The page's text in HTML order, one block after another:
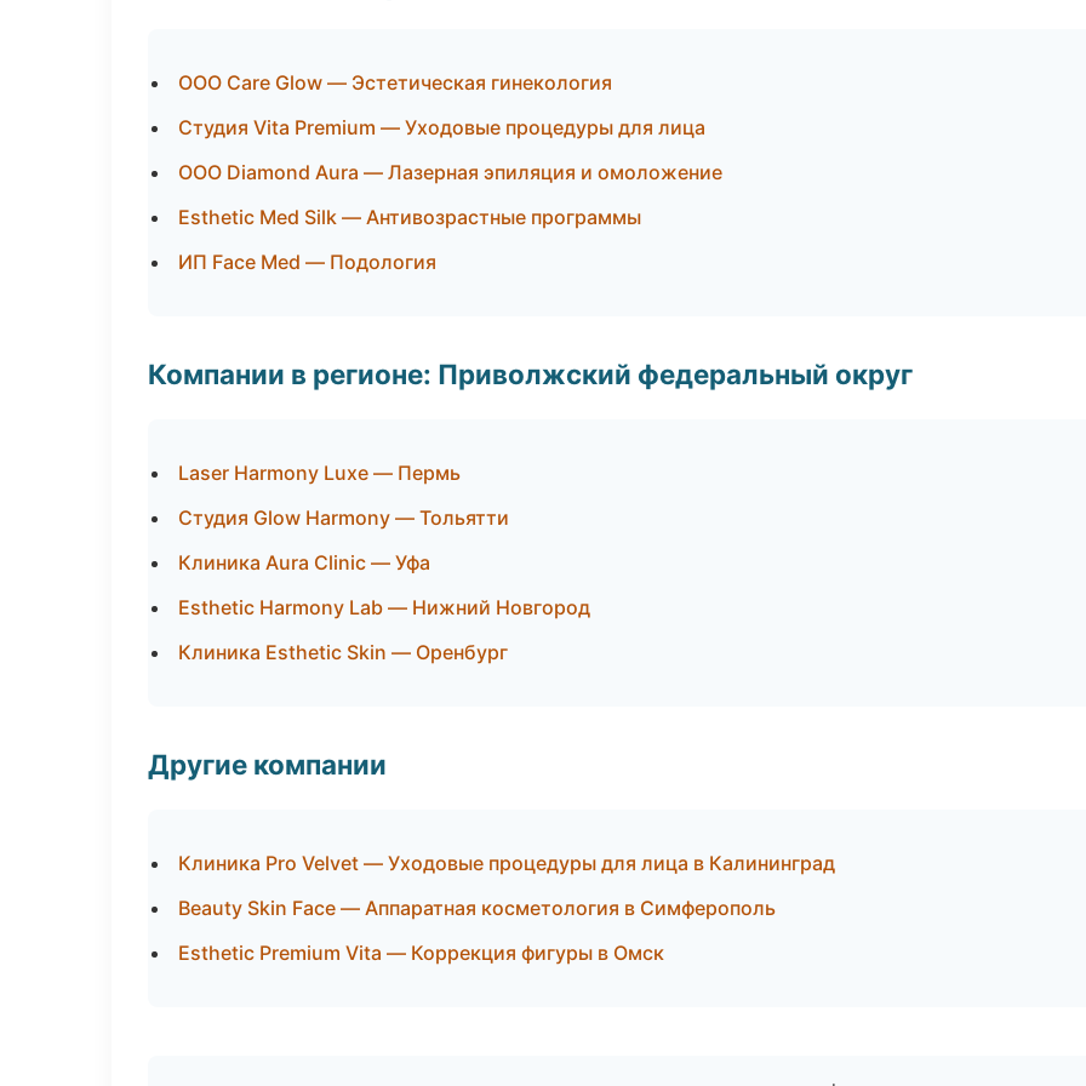
ООО Care Glow — Эстетическая гинекология
Студия Vita Premium — Уходовые процедуры для лица
ООО Diamond Aura — Лазерная эпиляция и омоложение
Esthetic Med Silk — Антивозрастные программы
ИП Face Med — Подология
Компании в регионе: Приволжский федеральный округ
Laser Harmony Luxe — Пермь
Студия Glow Harmony — Тольятти
Клиника Aura Clinic — Уфа
Esthetic Harmony Lab — Нижний Новгород
Клиника Esthetic Skin — Оренбург
Другие компании
Клиника Pro Velvet — Уходовые процедуры для лица в Калининград
Beauty Skin Face — Аппаратная косметология в Симферополь
Esthetic Premium Vita — Коррекция фигуры в Омск